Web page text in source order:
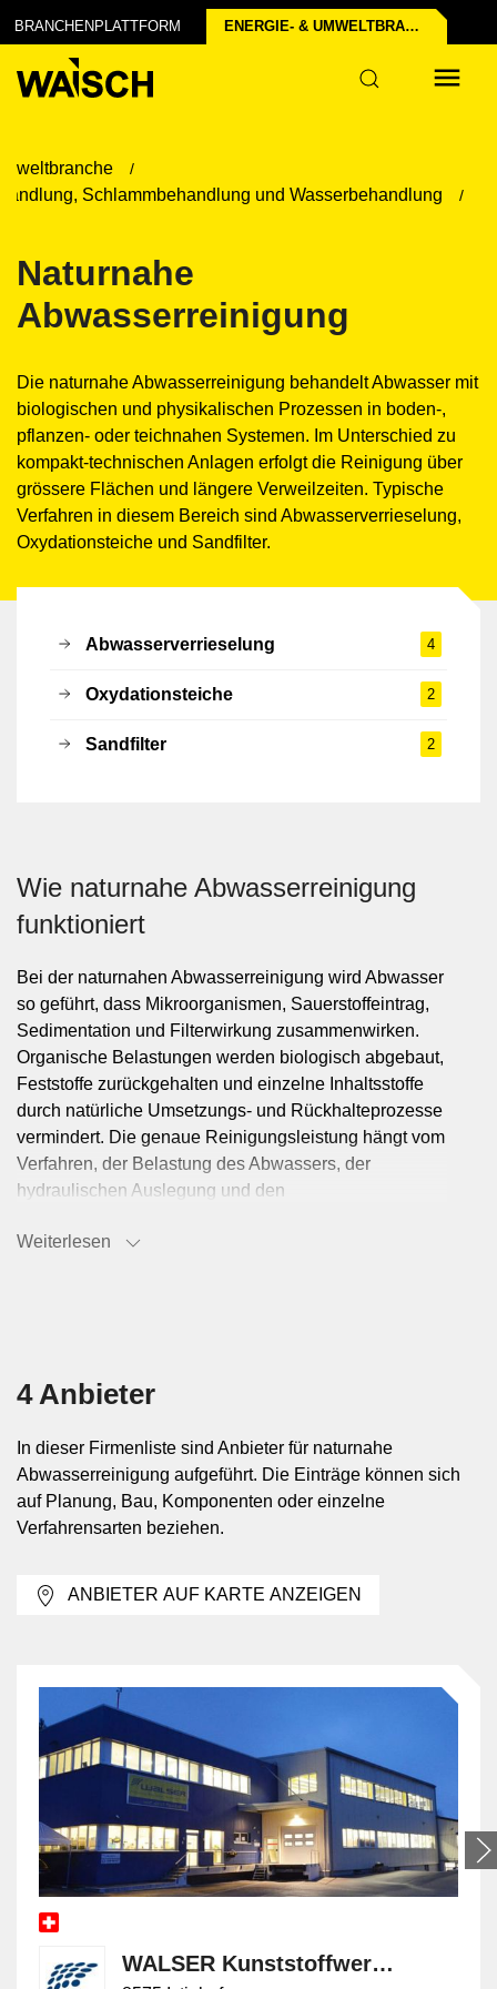
BRANCHENPLATTFORM ENERGIE- & UMWELT­BRANCHE
Schlammbehandlung und Wasserbehandlung
Naturnahe
Abwasserreinigung
Die naturnahe Abwasserreinigung behandelt Abwasser mit
biologischen und physikalischen Prozessen in boden-,
pflanzen- oder teichnahen Systemen. Im Unterschied zu
kompakt-technischen Anlagen erfolgt die Reinigung über
grössere Flächen und längere Verweilzeiten. Typische
Verfahren in diesem Bereich sind Abwasserverrieselung,
Oxydationsteiche und Sandfilter.
Abwasserverrieselung 4
Oxydationsteiche 2
Sandfilter 2
Wie naturnahe Abwasserreinigung
funktioniert
Bei der naturnahen Abwasserreinigung wird Abwasser
so geführt, dass Mikroorganismen, Sauerstoffeintrag,
Sedimentation und Filterwirkung zusammenwirken.
Organische Belastungen werden biologisch abgebaut,
Feststoffe zurückgehalten und einzelne Inhaltsstoffe
durch natürliche Umsetzungs- und Rückhalteprozesse
vermindert. Die genaue Reinigungsleistung hängt vom
Verfahren, der Belastung des Abwassers, der
hydraulischen Auslegung und den
Naturnahe Verfahren kommen dort in Frage, wo
ausreichend Fläche zur Verfügung steht und ein
robustes, vergleichsweise einfaches
Behandlungskonzept gesucht wird. Sie werden vor
allem für Abwasserströme mit geeigneter
Zusammensetzung und für Standorte mit passender
Zuflussmenge, Belastungsschwankungen,
Verfahrensarten innerhalb der
naturnahen Reinigung
Zur naturnahen Abwasserreinigung zählen
unterschiedliche Systeme mit eigener hydraulischer
und biologischer Wirkungsweise. Bei der
Abwasserverrieselung wird das Abwasser über
Flächen verteilt, damit Boden und Mikroorganismen
arbeiten mit grossvolumigen Becken, in denen
Weiterlesen
4 Anbieter
In dieser Firmenliste sind Anbieter für naturnahe
Abwasserreinigung aufgeführt. Die Einträge können sich
auf Planung, Bau, Komponenten oder einzelne
Verfahrensarten beziehen.
ANBIETER AUF KARTE ANZEIGEN
WALSER Kunststoffwerk AG